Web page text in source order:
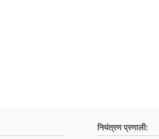
नियंत्रण प्रणाली: